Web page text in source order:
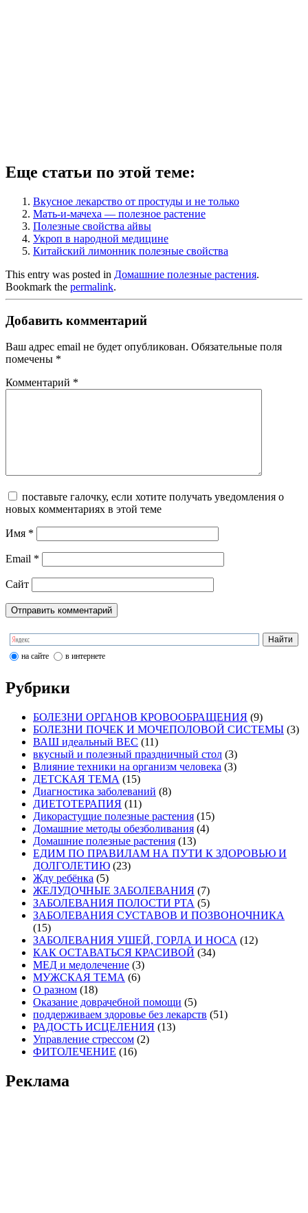
Еще статьи по этой теме:
Вкусное лекарство от простуды и не только
Мать-и-мачеха — полезное растение
Полезные свойства айвы
Укроп в народной медицине
Китайский лимонник полезные свойства
This entry was posted in Домашние полезные растения.
Bookmark the permalink.
Добавить комментарий
Ваш адрес email не будет опубликован. Обязательные поля
помечены *
Комментарий *
поставьте галочку, если хотите получать уведомления о
новых комментариях в этой теме
Имя *
Email *
Сайт
на сайте в интернете
Рубрики
БОЛЕЗНИ ОРГАНОВ КРОВООБРАЩЕНИЯ (9)
БОЛЕЗНИ ПОЧЕК И МОЧЕПОЛОВОЙ СИСТЕМЫ (3)
ВАШ идеальный ВЕС (11)
вкусный и полезный праздничный стол (3)
Влияние техники на организм человека (3)
ДЕТСКАЯ ТЕМА (15)
Диагностика заболеваний (8)
ДИЕТОТЕРАПИЯ (11)
Дикорастущие полезные растения (15)
Домашние методы обезболивания (4)
Домашние полезные растения (13)
ЕДИМ ПО ПРАВИЛАМ НА ПУТИ К ЗДОРОВЬЮ И
ДОЛГОЛЕТИЮ (23)
Жду ребёнка (5)
ЖЕЛУДОЧНЫЕ ЗАБОЛЕВАНИЯ (7)
ЗАБОЛЕВАНИЯ ПОЛОСТИ РТА (5)
ЗАБОЛЕВАНИЯ СУСТАВОВ И ПОЗВОНОЧНИКА
(15)
ЗАБОЛЕВАНИЯ УШЕЙ, ГОРЛА И НОСА (12)
КАК ОСТАВАТЬСЯ КРАСИВОЙ (34)
МЕД и медолечение (3)
МУЖСКАЯ ТЕМА (6)
О разном (18)
Оказание доврачебной помощи (5)
поддерживаем здоровье без лекарств (51)
РАДОСТЬ ИСЦЕЛЕНИЯ (13)
Управление стрессом (2)
ФИТОЛЕЧЕНИЕ (16)
Реклама